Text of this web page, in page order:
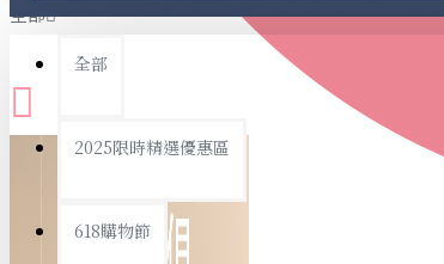
文具收納
書寫用品
衛浴用品
全部
全部
2025限時精選優惠區
618購物節